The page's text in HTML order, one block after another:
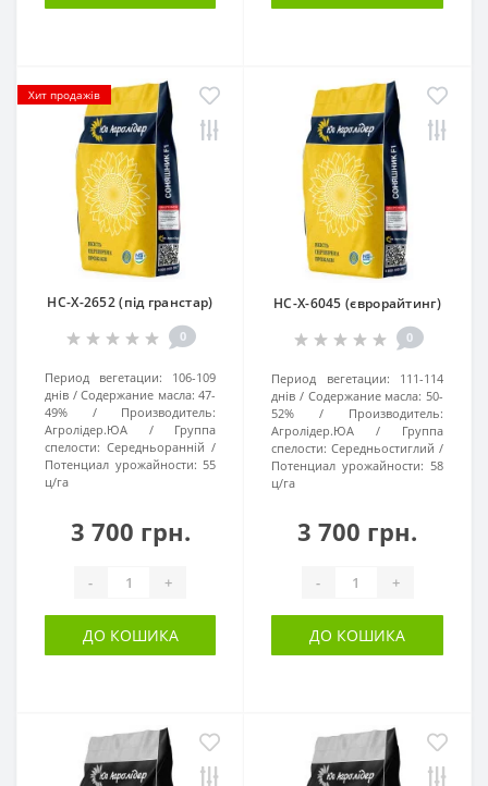
Хит продажів
НС-Х-2652 (під гранстар)
0
Период вегетации:
106-109
днів
Содержание масла: 47-
49%
Производитель:
Агролідер.ЮА
Группа
спелости: Середньоранній
Потенциал урожайности: 55
ц/га
3 700 грн.
- +
ДО КОШИКА
НС-Х-6045 (єврорайтинг)
0
Период вегетации:
111-114
днів
Содержание масла: 50-
52%
Производитель:
Агролідер.ЮА
Группа
спелости: Середньостиглий
Потенциал урожайности: 58
ц/га
3 700 грн.
- +
ДО КОШИКА